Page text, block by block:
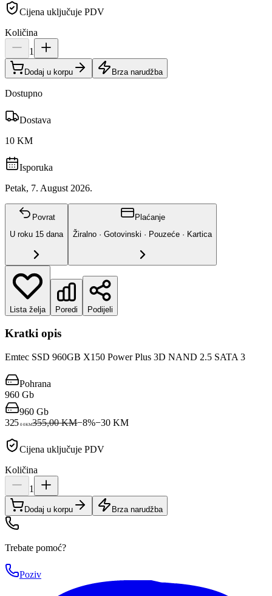
Cijena uključuje PDV
Količina
1
Dodaj u korpu Brza narudžba
Dostupno
Dostava
10 KM
Isporuka
Petak, 7. August 2026.
Povrat
U roku 15 dana
Plaćanje
Žiralno · Gotovinski · Pouzeće · Kartica
Lista želja Poredi Podijeli
Kratki opis
Emtec SSD 960GB X150 Power Plus 3D NAND 2.5 SATA 3
Pohrana
960 Gb
960 Gb
325 00KM355,00 KM−8%−30 KM
Cijena uključuje PDV
Količina
1
Dodaj u korpu Brza narudžba
Trebate pomoć?
Poziv